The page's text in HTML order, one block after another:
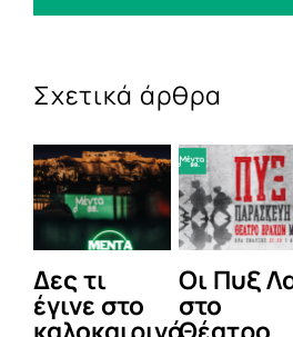
Σχετικά άρθρα
Δες τι
έγινε στο
Οι Πυξ Λαξ
στο